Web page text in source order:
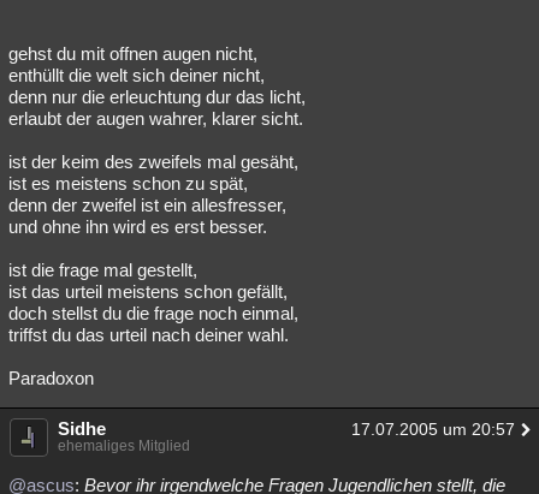
gehst du mit offnen augen nicht,
enthüllt die welt sich deiner nicht,
denn nur die erleuchtung dur das licht,
erlaubt der augen wahrer, klarer sicht.
ist der keim des zweifels mal gesäht,
ist es meistens schon zu spät,
denn der zweifel ist ein allesfresser,
und ohne ihn wird es erst besser.
ist die frage mal gestellt,
ist das urteil meistens schon gefällt,
doch stellst du die frage noch einmal,
triffst du das urteil nach deiner wahl.
Paradoxon
Sidhe 17.07.2005 um 20:57
ehemaliges Mitglied
@ascus: Bevor ihr irgendwelche Fragen Jugendlichen stellt, die